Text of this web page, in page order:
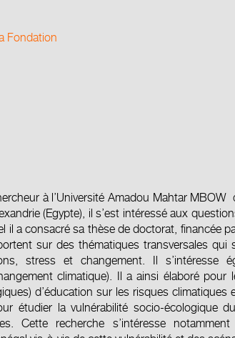
Fondation
à l’Université Amadou Mahtar
(Egypte), il s’est intéressé aux
il a consacré sa thèse de doctorat, financée
sur des thématiques transversales
stress et changement. Il s’intéresse
climatique). Il a ainsi élaboré
d’éducation sur les risques
étudier la vulnérabilité socio-écologique
Cette recherche s’intéresse